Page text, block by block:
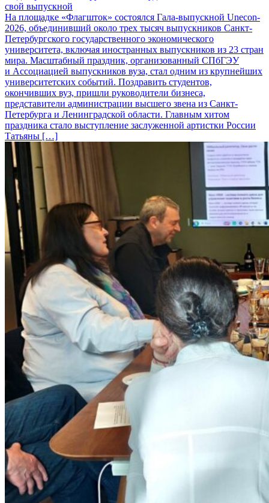
свой выпускной
На площадке «Флагшток» состоялся Гала-выпускной Unecon-
2026, объединивший около трех тысяч выпускников Санкт-
Петербургского государственного экономического
университета, включая иностранных выпускников из 23 стран
мира. Масштабный праздник, организованный СПбГЭУ
и Ассоциацией выпускников вуза, стал одним из крупнейших
университетских событий. Поздравить студентов,
окончивших вуз, пришли руководители бизнеса,
представители администрации высшего звена из Санкт-
Петербурга и Ленинградской области. Главным хитом
праздника стало выступление заслуженной артистки России
Татьяны […]